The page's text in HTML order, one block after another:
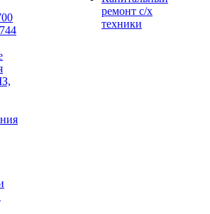
ремонт с/х
техники